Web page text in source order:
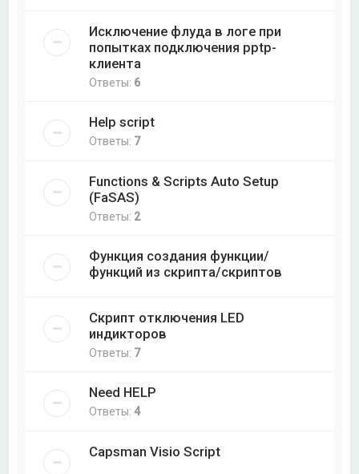
Исключение флуда в логе при
попытках подключения pptp-
клиента
Ответы: 6
Help script
Ответы: 7
Functions & Scripts Auto Setup
(FaSAS)
Ответы: 2
Функция создания функции/
функций из скрипта/скриптов
Скрипт отключения LED
индикторов
Ответы: 7
Need HELP
Ответы:4
Capsman Visio Script